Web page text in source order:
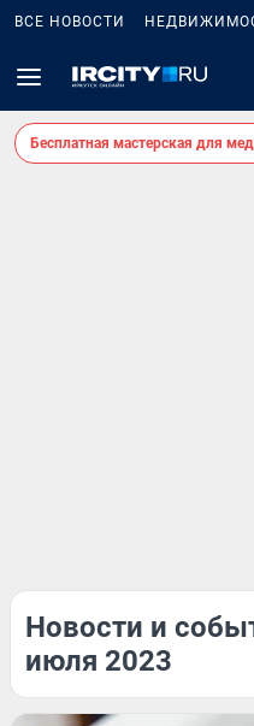
ВСЕ НОВОСТИ
Бесплатная мастерская для
Новости и
июля 2023